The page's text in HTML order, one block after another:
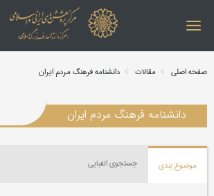
صفحه اصلی مقالات دانشنامه فرهنگ مردم ایران
دانشنامه فرهنگ مردم ایران
موضوع بندی جستجوی الفبایی